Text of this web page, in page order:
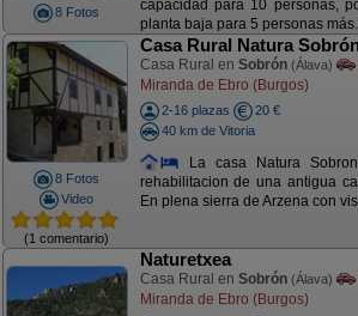
8 Fotos
capacidad para 10 personas,
planta baja para 5 personas
8 Fotos
Video
(1 comentario)
Casa Rural Natura
Casa Rural en Sobrón (Álava)
Miranda de Ebro (Burgos)
2-16 plazas
20 €
40 km de Vitoria
La casa Natura
rehabilitacion de una antigua
En plena sierra de Arzena con
Naturetxea
Casa Rural en Sobrón (Álava)
Miranda de Ebro (Burgos)